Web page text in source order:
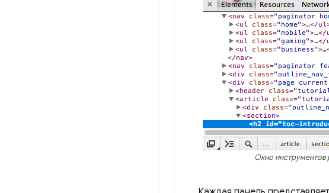
Окно инструментов